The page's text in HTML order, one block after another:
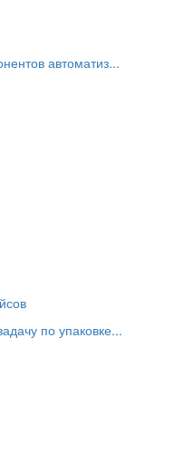
автоматиз...
по упаковке...